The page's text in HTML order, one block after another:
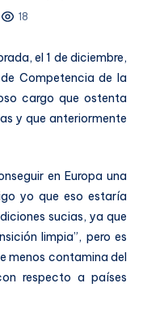
18
el 1 de diciembre,
Competencia de la
cargo que ostenta
y que anteriormente
en Europa una
yo que eso estaría
sucias, ya que
limpia”, pero es
menos contamina del
respecto a países